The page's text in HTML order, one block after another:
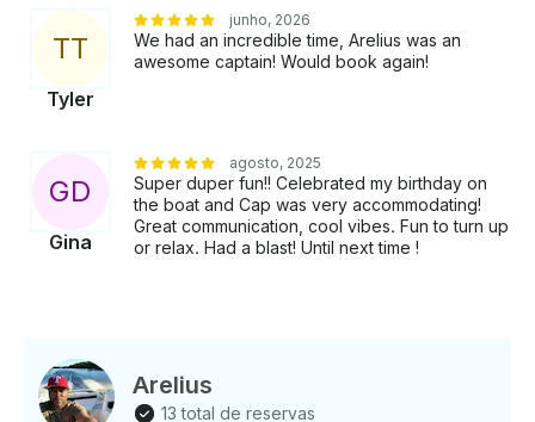
TT
Tyler
junho, 2026
We had an incredible time, Arelius was an
awesome captain! Would book again!
GD
Gina
agosto, 2025
Super duper fun!! Celebrated my birthday on
the boat and Cap was very accommodating!
Great communication, cool vibes. Fun to turn up
or relax. Had a blast! Until next time !
Arelius
13 total de reservas